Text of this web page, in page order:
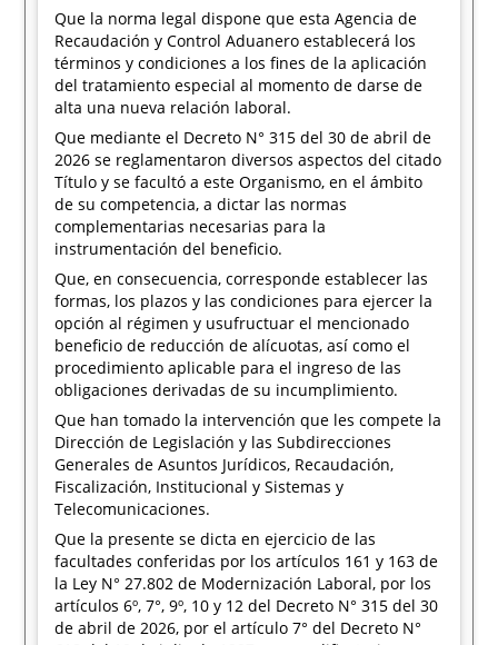
Que la norma legal dispone que esta Agencia de
Recaudación y Control Aduanero establecerá los
términos y condiciones a los fines de la aplicación
del tratamiento especial al momento de darse de
alta una nueva relación laboral.
Que mediante el Decreto N° 315 del 30 de abril de
2026 se reglamentaron diversos aspectos del citado
Título y se facultó a este Organismo, en el ámbito
de su competencia, a dictar las normas
complementarias necesarias para la
instrumentación del beneficio.
Que, en consecuencia, corresponde establecer las
formas, los plazos y las condiciones para ejercer la
opción al régimen y usufructuar el mencionado
beneficio de reducción de alícuotas, así como el
procedimiento aplicable para el ingreso de las
obligaciones derivadas de su incumplimiento.
Que han tomado la intervención que les compete la
Dirección de Legislación y las Subdirecciones
Generales de Asuntos Jurídicos, Recaudación,
Fiscalización, Institucional y Sistemas y
Telecomunicaciones.
Que la presente se dicta en ejercicio de las
facultades conferidas por los artículos 161 y 163 de
la Ley N° 27.802 de Modernización Laboral, por los
artículos 6º, 7°, 9º, 10 y 12 del Decreto N° 315 del 30
de abril de 2026, por el artículo 7° del Decreto N°